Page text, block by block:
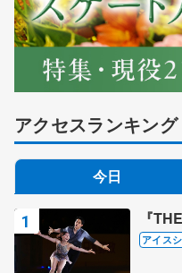
アクセスランキング
今日
『
アイス